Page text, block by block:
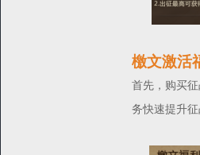
檄文激活
首先，购买
务快速提升